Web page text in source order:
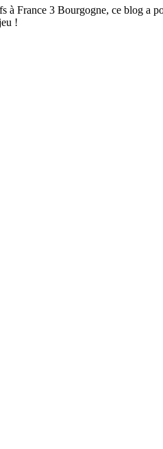
France 3 Bourgogne, ce blog a
!